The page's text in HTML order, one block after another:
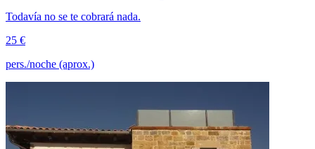
Todavía no se te cobrará nada.
25 €
pers./noche (aprox.)